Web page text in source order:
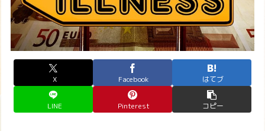
X Facebook はてブ
LINE Pinterest コピー